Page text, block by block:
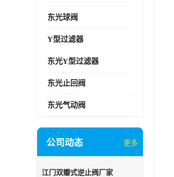
东光球阀
Y型过滤器
东光Y型过滤器
东光止回阀
东光气动阀
公司动态 更多
江门双瓣式逆止阀厂家